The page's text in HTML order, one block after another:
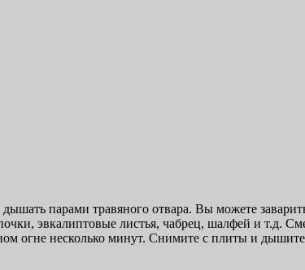
парами травяного отвара. Вы можете
эвкалиптовые листья, чабрец, шалфей и т.д.
огне несколько минут. Снимите с плиты и